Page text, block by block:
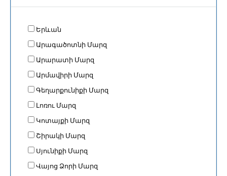
Երևան
Արագածոտնի Մարզ
Արարատի Մարզ
Արմավիրի Մարզ
Գեղարքունիքի Մարզ
Լոռու Մարզ
Կոտայքի Մարզ
Շիրակի Մարզ
Սյունիքի Մարզ
Վայոց Ձորի Մարզ